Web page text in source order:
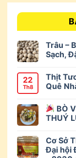
Trâu –
Sạch,
22
Th8
Thịt
Quê
BÒ
THUÝ
Cơ Sở
Đại hội